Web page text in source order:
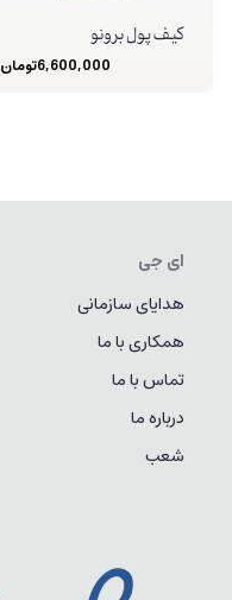
کیف پول برونو
6,600,000تومان
ای جی
هدایای سازمانی
همکاری با ما
تماس با ما
درباره ما
شعب